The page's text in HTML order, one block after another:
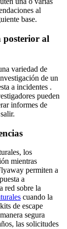
al
base.
posterior al
variedad de
de un
a incidentes .
pueden
informes de
los
mientras
permiten a
a
red sobre la
cuando la
de escape
segura
las solicitudes